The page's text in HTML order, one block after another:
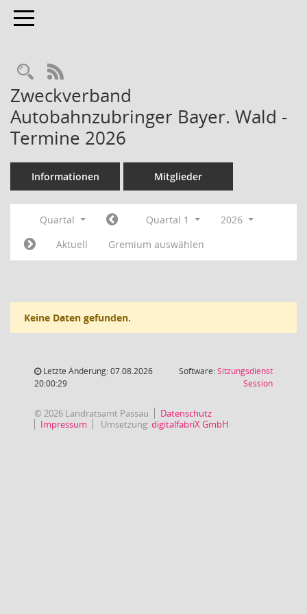
Toggle navigation
RSS-Feed
Zweckverband
Autobahnzubringer Bayer. Wald -
Termine 2026
Informationen Mitglieder
Quartal Quartal 1
2026
Aktuell
Gremium auswählen
Keine Daten gefunden.
Letzte Änderung: 07.08.2026
20:00:29
Software:Sitzungsdienst
Session(Wird in
© 2026 Landratsamt Passau
Datenschutz
Impressum
Umsetzung:digitalfabriX GmbH